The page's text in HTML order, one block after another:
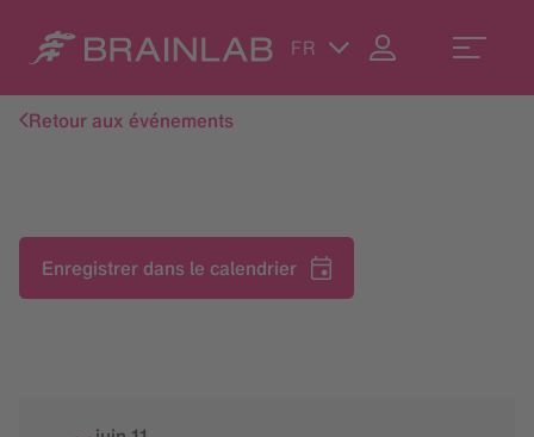
FR
Retour aux événements
Enregistrer dans le calendrier